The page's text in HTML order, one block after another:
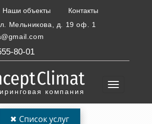
Наши объекты
Контакты
Мельникова, д. 19 оф. 1
80-01
компания
✖ Список услуг